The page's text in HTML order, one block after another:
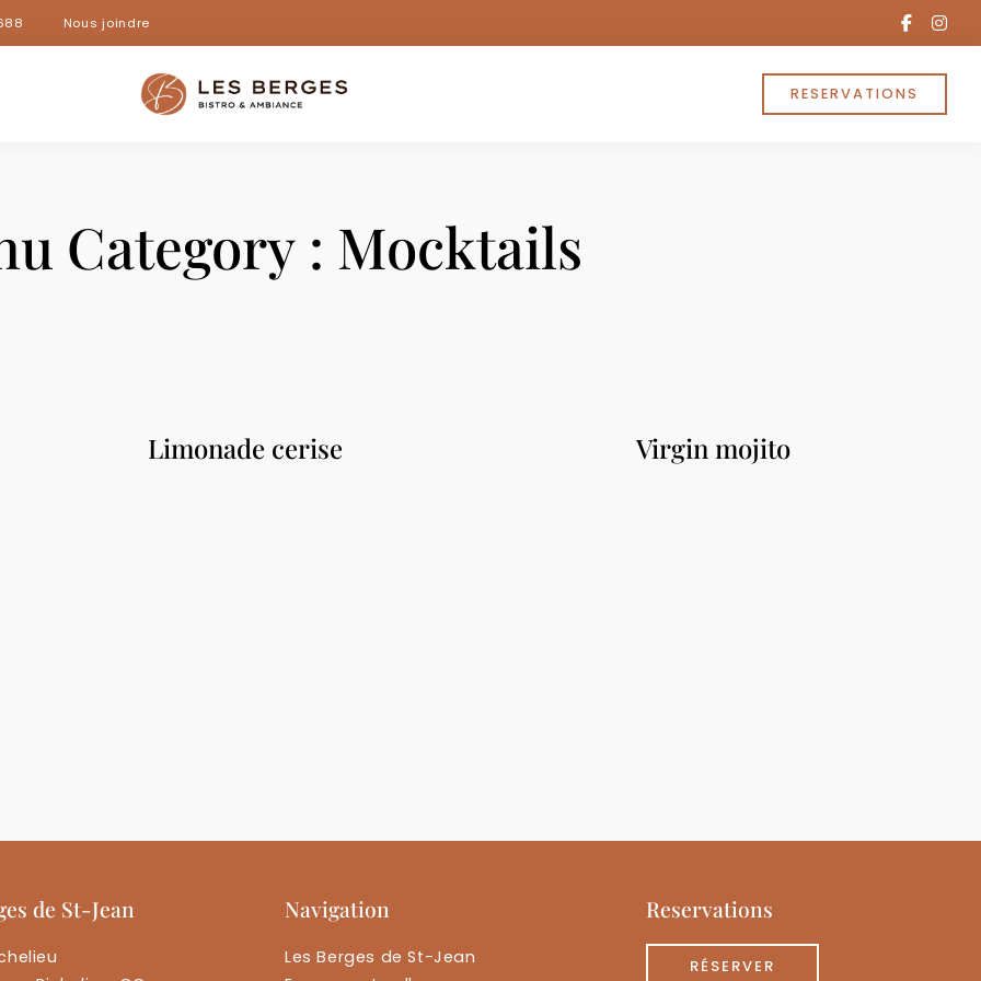
Nous joindre
RESERVATIONS
Category : Mocktails
Limonade cerise Virgin mojito
de St-Jean Navigation
Les Berges de St-Jean
Reservations
RÉSERVER